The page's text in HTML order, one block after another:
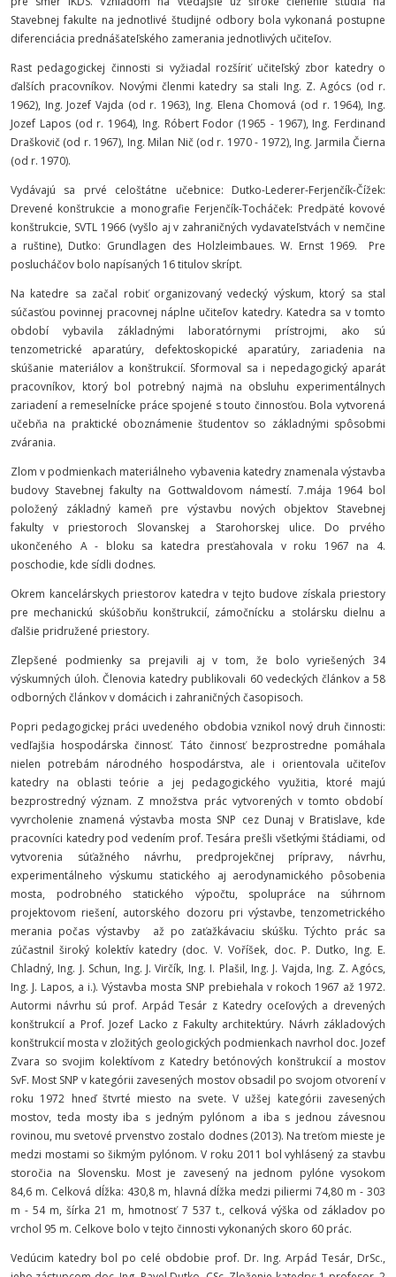
Stavebnej fakulte na jednotlivé študijné odbory bola vykonaná postupne
diferenciácia prednášateľského zamerania jednotlivých učiteľov.
Rast pedagogickej činnosti si vyžiadal rozšíriť učiteľský zbor katedry o
ďalších pracovníkov. Novými členmi katedry sa stali Ing. Z. Agócs (od r.
1962), Ing. Jozef Vajda (od r. 1963), Ing. Elena Chomová (od r. 1964), Ing.
Jozef Lapos (od r. 1964), Ing. Róbert Fodor (1965 - 1967), Ing. Ferdinand
Draškovič (od r. 1967), Ing. Milan Nič (od r. 1970 - 1972), Ing. Jarmila Čierna
(od r. 1970).
Vydávajú sa prvé celoštátne učebnice: Dutko-Lederer-Ferjenčík-Čížek:
Drevené konštrukcie a monografie Ferjenčík-Tocháček: Predpäté kovové
konštrukcie, SVTL 1966 (vyšlo aj v zahraničných vydavateľstvách v nemčine
a ruštine), Dutko: Grundlagen des Holzleimbaues. W. Ernst 1969. Pre
poslucháčov bolo napísaných 16 titulov skrípt.
Na katedre sa začal robiť organizovaný vedecký výskum, ktorý sa stal
súčasťou povinnej pracovnej náplne učiteľov katedry. Katedra sa v tomto
období vybavila základnými laboratórnymi prístrojmi, ako sú
tenzometrické aparatúry, defektoskopické aparatúry, zariadenia na
skúšanie materiálov a konštrukcií. Sformoval sa i nepedagogický aparát
pracovníkov, ktorý bol potrebný najmä na obsluhu experimentálnych
zariadení a remeselnícke práce spojené s touto činnosťou. Bola vytvorená
učebňa na praktické oboznámenie študentov so základnými spôsobmi
zvárania.
Zlom v podmienkach materiálneho vybavenia katedry znamenala výstavba
budovy Stavebnej fakulty na Gottwaldovom námestí. 7.mája 1964 bol
položený základný kameň pre výstavbu nových objektov Stavebnej
fakulty v priestoroch Slovanskej a Starohorskej ulice. Do prvého
ukončeného A - bloku sa katedra presťahovala v roku 1967 na 4.
poschodie, kde sídli dodnes.
Okrem kancelárskych priestorov katedra v tejto budove získala priestory
pre mechanickú skúšobňu konštrukcií, zámočnícku a stolársku dielnu a
ďalšie pridružené priestory.
Zlepšené podmienky sa prejavili aj v tom, že bolo vyriešených 34
výskumných úloh. Členovia katedry publikovali 60 vedeckých článkov a 58
odborných článkov v domácich i zahraničných časopisoch.
Popri pedagogickej práci uvedeného obdobia vznikol nový druh činnosti:
vedľajšia hospodárska činnosť. Táto činnosť bezprostredne pomáhala
nielen potrebám národného hospodárstva, ale i orientovala učiteľov
katedry na oblasti teórie a jej pedagogického využitia, ktoré majú
bezprostredný význam. Z množstva prác vytvorených v tomto období
vyvrcholenie znamená výstavba mosta SNP cez Dunaj v Bratislave, kde
pracovníci katedry pod vedením prof. Tesára prešli všetkými štádiami, od
vytvorenia súťažného návrhu, predprojekčnej prípravy, návrhu,
experimentálneho výskumu statického aj aerodynamického pôsobenia
mosta, podrobného statického výpočtu, spolupráce na súhrnom
projektovom riešení, autorského dozoru pri výstavbe, tenzometrického
merania počas výstavby až po zaťažkávaciu skúšku. Týchto prác sa
zúčastnil široký kolektív katedry (doc. V. Voříšek, doc. P. Dutko, Ing. E.
Chladný, Ing. J. Schun, Ing. J. Virčík, Ing. I. Plašil, Ing. J. Vajda, Ing. Z. Agócs,
Ing. J. Lapos, a i.). Výstavba mosta SNP prebiehala v rokoch 1967 až 1972.
Autormi návrhu sú prof. Arpád Tesár z Katedry oceľových a drevených
konštrukcií a Prof. Jozef Lacko z Fakulty architektúry. Návrh základových
konštrukcií mosta v zložitých geologických podmienkach navrhol doc. Jozef
Zvara so svojim kolektívom z Katedry betónových konštrukcií a mostov
SvF. Most SNP v kategórii zavesených mostov obsadil po svojom otvorení v
roku 1972 hneď štvrté miesto na svete. V užšej kategórii zavesených
mostov, teda mosty iba s jedným pylónom a iba s jednou závesnou
rovinou, mu svetové prvenstvo zostalo dodnes (2013). Na treťom mieste je
medzi mostami so šikmým pylónom. V roku 2011 bol vyhlásený za stavbu
storočia na Slovensku. Most je zavesený na jednom pylóne vysokom
84,6 m. Celková dĺžka: 430,8 m, hlavná dĺžka medzi piliermi 74,80 m - 303
m - 54 m, šírka 21 m, hmotnosť 7 537 t., celková výška od základov po
vrchol 95 m. Celkove bolo v tejto činnosti vykonaných skoro 60 prác.
Vedúcim katedry bol po celé obdobie prof. Dr. Ing. Arpád Tesár, DrSc.,